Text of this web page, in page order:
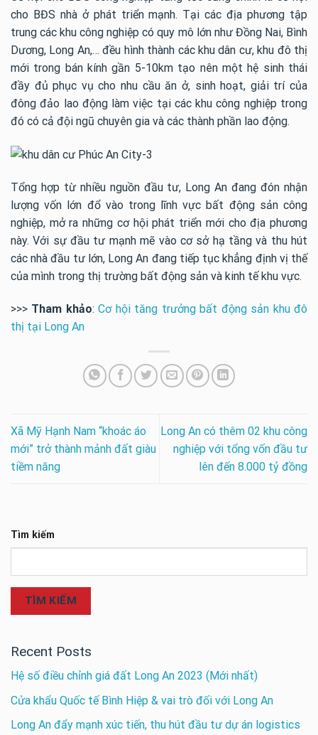
cho BĐS nhà ở phát triển mạnh. Tại các địa phương tập
trung các khu công nghiệp có quy mô lớn như Đồng Nai, Bình
Dương, Long An,… đều hình thành các khu dân cư, khu đô thị
mới trong bán kính gần 5-10km tạo nên một hệ sinh thái
đầy đủ phục vụ cho nhu cầu ăn ở, sinh hoạt, giải trí của
đông đảo lao động làm việc tại các khu công nghiệp trong
đó có cả đội ngũ chuyên gia và các thành phần lao động.
Tổng hợp từ nhiều nguồn đầu tư, Long An đang đón nhận
lượng vốn lớn đổ vào trong lĩnh vực bất động sản công
nghiệp, mở ra những cơ hội phát triển mới cho địa phương
này. Với sự đầu tư mạnh mẽ vào cơ sở hạ tầng và thu hút
các nhà đầu tư lớn, Long An đang tiếp tục khẳng định vị thế
của mình trong thị trường bất động sản và kinh tế khu vực.
>>> Tham khảo:Cơ hội tăng trưởng bất động sản khu đô
thị tại Long An
Xã Mỹ Hạnh Nam “khoác áo
mới” trở thành mảnh đất giàu
tiềm năng
Long An có thêm 02 khu công
nghiệp với tổng vốn đầu tư
lên đến 8.000 tỷ đồng
Tìm kiếm
TÌM KIẾM
Recent Posts
Hệ số điều chỉnh giá đất Long An 2023 (Mới nhất)
Cửa khẩu Quốc tế Bình Hiệp & vai trò đối với Long An
Long An đẩy mạnh xúc tiến, thu hút đầu tư dự án logistics